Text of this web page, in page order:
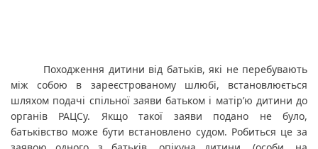
Походження дитини від батьків, які не перебувають
між собою в зареєстрованому шлюбі, встановлюється
шляхом подачі спільної заяви батьком і матір’ю дитини до
органів РАЦСу. Якщо такої заяви подано не було,
батьківство може бути встановлено судом. Робиться це за